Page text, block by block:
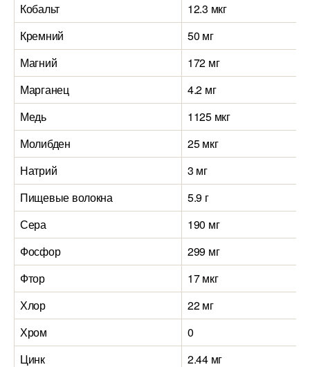
Кобальт
12.3 мкг
Кремний
50 мг
Магний
172 мг
Марганец
4.2 мг
Медь
1125 мкг
Молибден
25 мкг
Натрий
3 мг
Пищевые волокна
5.9 г
Сера
190 мг
Фосфор
299 мг
Фтор
17 мкг
Хлор
22 мг
Хром
0
Цинк
2.44 мг